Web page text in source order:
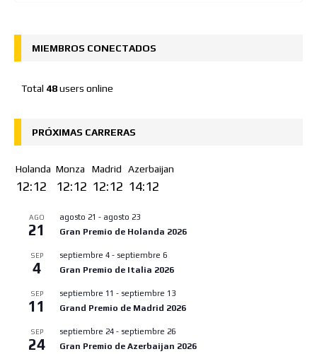
MIEMBROS CONECTADOS
Total 48users online
PRÓXIMAS CARRERAS
Holanda
12:12
Monza
12:12
Madrid
12:12
Azerbaijan
14:12
AGO
21
agosto 21 - agosto 23
Gran Premio de Holanda 2026
SEP
4
septiembre 4 - septiembre 6
Gran Premio de Italia 2026
SEP
11
septiembre 11 - septiembre 13
Grand Premio de Madrid 2026
SEP
24
septiembre 24 - septiembre 26
Gran Premio de Azerbaijan 2026